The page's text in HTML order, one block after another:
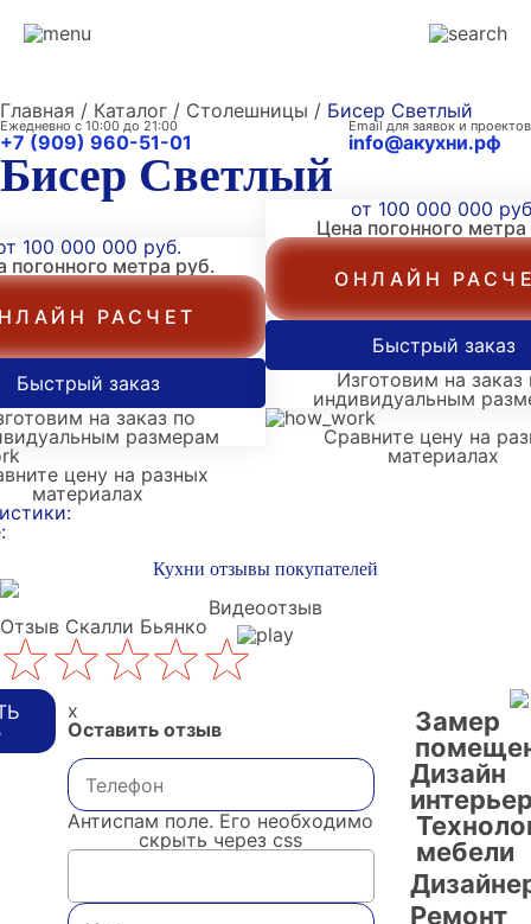
Главная / Каталог / Столешницы / Бисер Светлый
Ежедневно с 10:00 до 21:00
+7 (909) 960-51-01
Email для заявок и проектов
info@акухни.рф
Бисер Светлый
100 000 000 руб.
погонного метра руб.
РАСЧЕТ
Быстрый заказ
на заказ по
размерам
цену на разных
материалах
от 100 000 000
Цена погонного метра
ОНЛАЙН
Быстрый заказ
Изготовим на заказ
индивидуальным
Сравните цену на
материалах
Кухни отзывы покупателей
Видеоотзыв
Отзыв Скалли Бьянко
x
Оставить отзыв
Антиспам поле. Его необходимо
скрыть через css
Замер
Дизайн
мебели
Ремонт